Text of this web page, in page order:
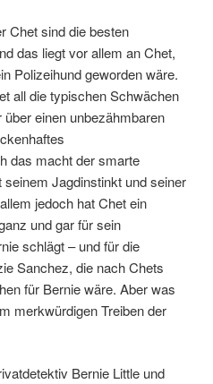
Chet sind die besten
das liegt vor allem an Chet,
Polizeihund geworden wäre.
all die typischen Schwächen
einen unbezähmbaren
das macht der smarte
Jagdinstinkt und seiner
jedoch hat Chet ein
und gar für sein
schlägt – und für die
Sanchez, die nach Chets
für Bernie wäre. Aber was
merkwürdigen Treiben der
Bernie Little und